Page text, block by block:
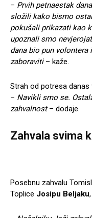
– Prvih petnaestak
složili kako bismo
pokušali prikazati kao
upoznali smo
dana bio pun
zaboraviti– kaže.
Strah od potresa danas
– Navikli smo se.
zahvalnost– dodaje.
Zahvala svima
Posebnu zahvalu
Toplice Josipu Beljaku